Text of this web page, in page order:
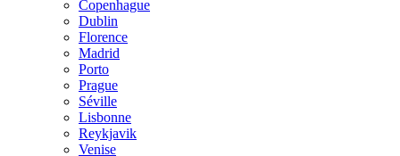
Copenhague
Dublin
Florence
Madrid
Porto
Prague
Séville
Lisbonne
Reykjavik
Venise